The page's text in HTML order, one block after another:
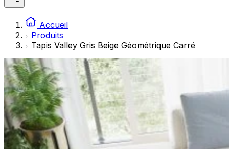
Accueil
Produits
Tapis Valley Gris Beige Géométrique Carré
Les cookies marketing sont utilisés pour suivre les
engageantes pour l'utilisateur individuel et, par
Les cookies non classés sont des cookies qui sont en